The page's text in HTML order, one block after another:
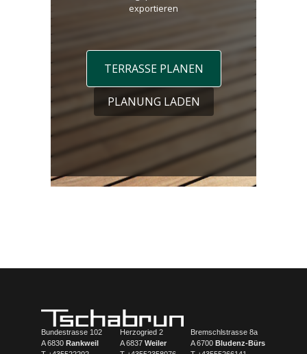
Bundestrasse 102
A 6830 Rankweil
Herzogried 2
A 6837 Weiler
Bremschlstrasse 8a
A 6700 Bludenz-Bürs